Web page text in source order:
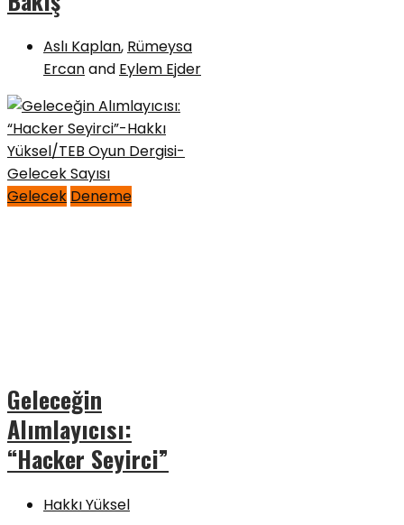
Aslı Kaplan, Rümeysa
Ercanand Eylem Ejder
Gelecek Deneme
Geleceğin
Alımlayıcısı:
“Hacker Seyirci”
Hakkı Yüksel